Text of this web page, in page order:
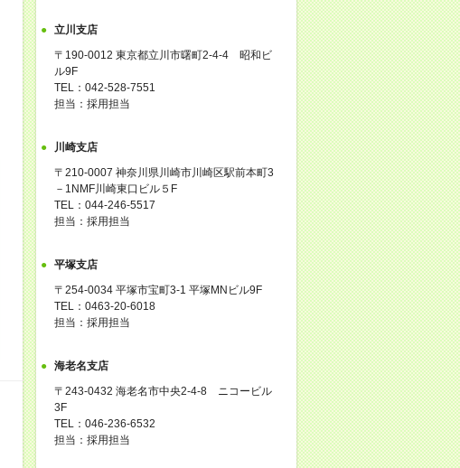
立川支店
〒190-0012 東京都立川市曙町2-4-4 昭和ビ
ル9F
TEL：042-528-7551
担当：採用担当
川崎支店
〒210-0007 神奈川県川崎市川崎区駅前本町3
－1NMF川崎東口ビル５F
TEL：044-246-5517
担当：採用担当
平塚支店
〒254-0034 平塚市宝町3-1 平塚MNビル9F
TEL：0463-20-6018
担当：採用担当
海老名支店
〒243-0432 海老名市中央2-4-8 ニコービル
3F
TEL：046-236-6532
担当：採用担当